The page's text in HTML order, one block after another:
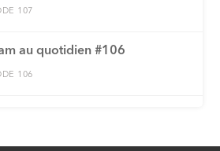
107
au quotidien #106
106